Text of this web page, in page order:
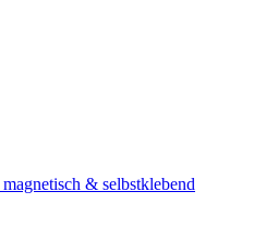
& selbstklebend